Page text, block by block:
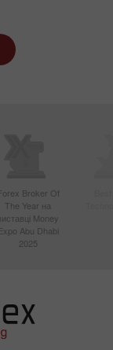
Broker Of
The Year на
Money
Abu Dhabi
2025